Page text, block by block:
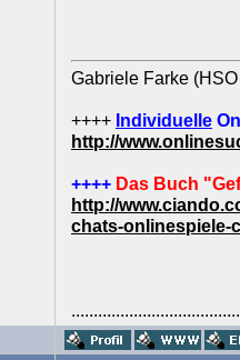
Gabriele Farke (HSO
++++ Individuelle
http://
++++ Das Buch
http://
chats-onlinespiele-